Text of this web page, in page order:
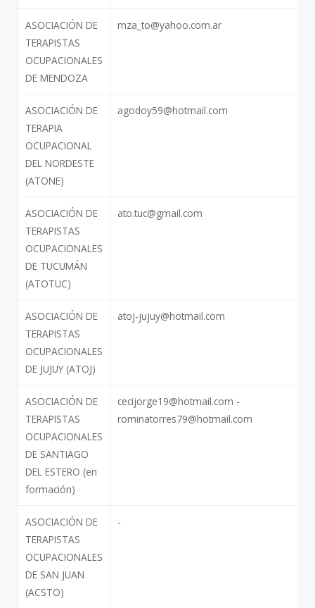
ASOCIACIÓN DE
TERAPISTAS
OCUPACIONALES
DE MENDOZA
mza_to@yahoo.com.ar
ASOCIACIÓN DE
TERAPIA
OCUPACIONAL
DEL NORDESTE
(ATONE)
agodoy59@hotmail.com
ASOCIACIÓN DE
TERAPISTAS
OCUPACIONALES
DE TUCUMÁN
(ATOTUC)
ato.tuc@gmail.com
ASOCIACIÓN DE
TERAPISTAS
OCUPACIONALES
DE JUJUY (ATOJ)
atoj-jujuy@hotmail.com
ASOCIACIÓN DE
TERAPISTAS
OCUPACIONALES
DE SANTIAGO
DEL ESTERO (en
formación)
cecijorge19@hotmail.com -
rominatorres79@hotmail.com
ASOCIACIÓN DE
TERAPISTAS
OCUPACIONALES
DE SAN JUAN
(ACSTO)
-